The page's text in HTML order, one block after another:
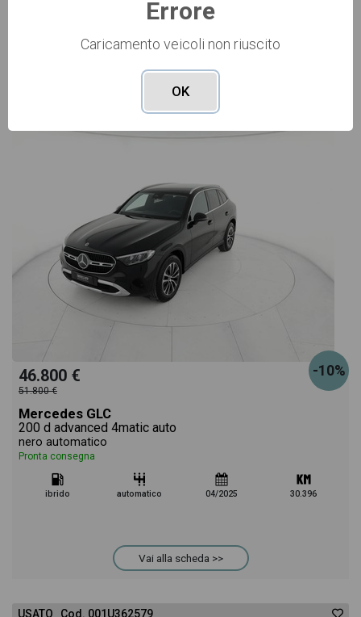
Vai alla scheda >>
-10%
46.800 €
51.800 €
Mercedes GLC
200 d advanced 4matic auto
nero automatico
Pronta consegna
ibrido automatico 04/2025 30.396
Vai alla scheda >>
USATO Cod. 001U362579
Errore
Caricamento veicoli non riuscito
OK